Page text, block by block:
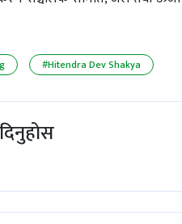
#Hitendra Dev Shakya